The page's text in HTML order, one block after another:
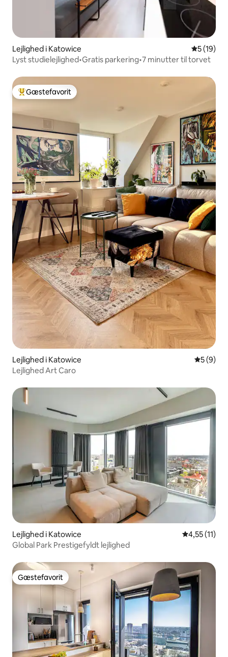
Lejlighed i Katowice 5 ud af 5 i
5 (19)
Lyst studielejlighed•Gratis parkering•7 minutter til torvet
Bedste gæstefavorit
Gæstefavorit
Lejlighed i Katowice 5 ud af 5
5 (9)
Lejlighed Art Caro
Lejlighed i Katowice 4,55 ud af 5
4,55 (11)
Global Park Prestigefyldt lejlighed
Gæstefavorit
Gæstefavorit